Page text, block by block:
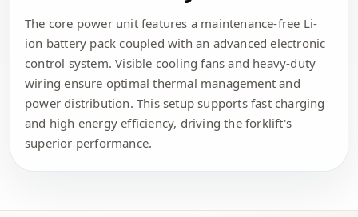
The core power unit features a maintenance-free Li-
ion battery pack coupled with an advanced electronic
control system. Visible cooling fans and heavy-duty
wiring ensure optimal thermal management and
power distribution. This setup supports fast charging
and high energy efficiency, driving the forklift's
superior performance.